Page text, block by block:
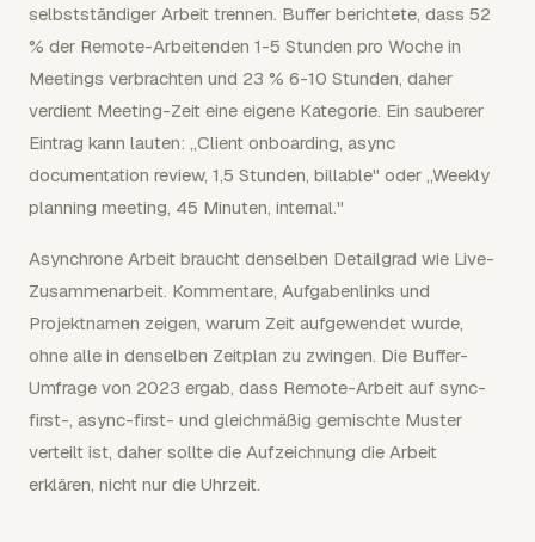
selbstständiger Arbeit trennen. Buffer berichtete, dass 52
% der Remote-Arbeitenden 1-5 Stunden pro Woche in
Meetings verbrachten und 23 % 6-10 Stunden, daher
verdient Meeting-Zeit eine eigene Kategorie. Ein sauberer
Eintrag kann lauten: „Client onboarding, async
documentation review, 1,5 Stunden, billable" oder „Weekly
planning meeting, 45 Minuten, internal."
Asynchrone Arbeit braucht denselben Detailgrad wie Live-
Zusammenarbeit. Kommentare, Aufgabenlinks und
Projektnamen zeigen, warum Zeit aufgewendet wurde,
ohne alle in denselben Zeitplan zu zwingen. Die Buffer-
Umfrage von 2023 ergab, dass Remote-Arbeit auf sync-
first-, async-first- und gleichmäßig gemischte Muster
verteilt ist, daher sollte die Aufzeichnung die Arbeit
erklären, nicht nur die Uhrzeit.